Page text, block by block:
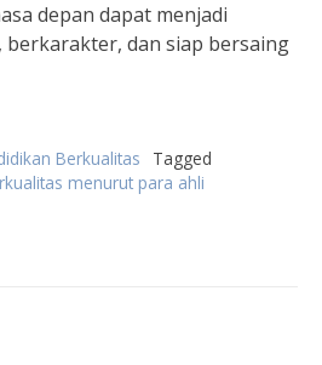
depan dapat menjadi
berkarakter, dan siap bersaing
Berkualitas
Tagged
menurut para ahli